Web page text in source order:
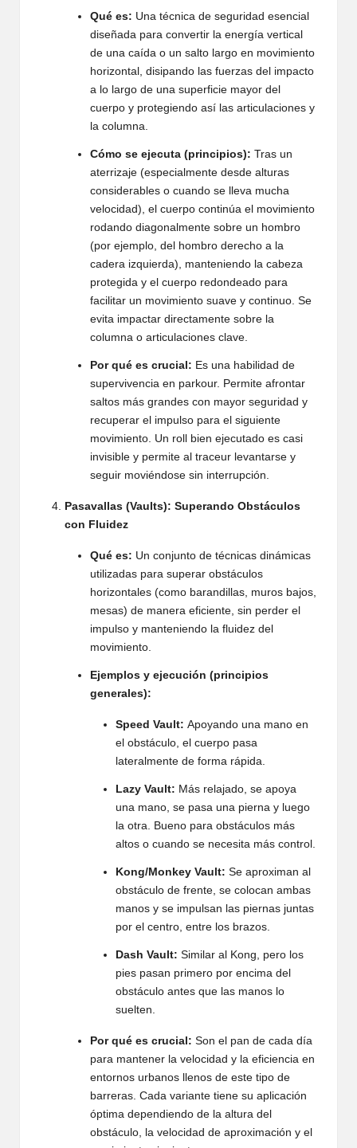
Qué es: Una técnica de seguridad esencial
diseñada para convertir la energía vertical
de una caída o un salto largo en movimiento
horizontal, disipando las fuerzas del impacto
a lo largo de una superficie mayor del
cuerpo y protegiendo así las articulaciones y
la columna.
Cómo se ejecuta (principios): Tras un
aterrizaje (especialmente desde alturas
considerables o cuando se lleva mucha
velocidad), el cuerpo continúa el movimiento
rodando diagonalmente sobre un hombro
(por ejemplo, del hombro derecho a la
cadera izquierda), manteniendo la cabeza
protegida y el cuerpo redondeado para
facilitar un movimiento suave y continuo. Se
evita impactar directamente sobre la
columna o articulaciones clave.
Por qué es crucial: Es una habilidad de
supervivencia en parkour. Permite afrontar
saltos más grandes con mayor seguridad y
recuperar el impulso para el siguiente
movimiento. Un roll bien ejecutado es casi
invisible y permite al traceur levantarse y
seguir moviéndose sin interrupción.
Pasavallas (Vaults): Superando Obstáculos
con Fluidez
Qué es: Un conjunto de técnicas dinámicas
utilizadas para superar obstáculos
horizontales (como barandillas, muros bajos,
mesas) de manera eficiente, sin perder el
impulso y manteniendo la fluidez del
movimiento.
Ejemplos y ejecución (principios
generales):
Speed Vault: Apoyando una mano en
el obstáculo, el cuerpo pasa
lateralmente de forma rápida.
Lazy Vault: Más relajado, se apoya
una mano, se pasa una pierna y luego
la otra. Bueno para obstáculos más
altos o cuando se necesita más control.
Kong/Monkey Vault: Se aproximan al
obstáculo de frente, se colocan ambas
manos y se impulsan las piernas juntas
por el centro, entre los brazos.
Dash Vault: Similar al Kong, pero los
pies pasan primero por encima del
obstáculo antes que las manos lo
suelten.
Por qué es crucial: Son el pan de cada día
para mantener la velocidad y la eficiencia en
entornos urbanos llenos de este tipo de
barreras. Cada variante tiene su aplicación
óptima dependiendo de la altura del
obstáculo, la velocidad de aproximación y el